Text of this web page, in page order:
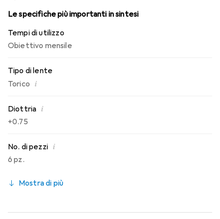
Le specifiche più importanti in sintesi
Tempi di utilizzo
Obiettivo mensile
Tipo di lente
Torico i
Diottria i
+0.75
No. di pezzi i
6 pz.
Mostra di più